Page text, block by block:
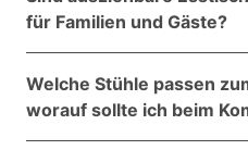
regelmäßig am Tisch
Raum wirklich zur
für Familien und Gäste?
bleiben möchten.
Klappfunktionen schaffen
Platz, ohne dass der
Welche Stühle passen
worauf sollte ich beim